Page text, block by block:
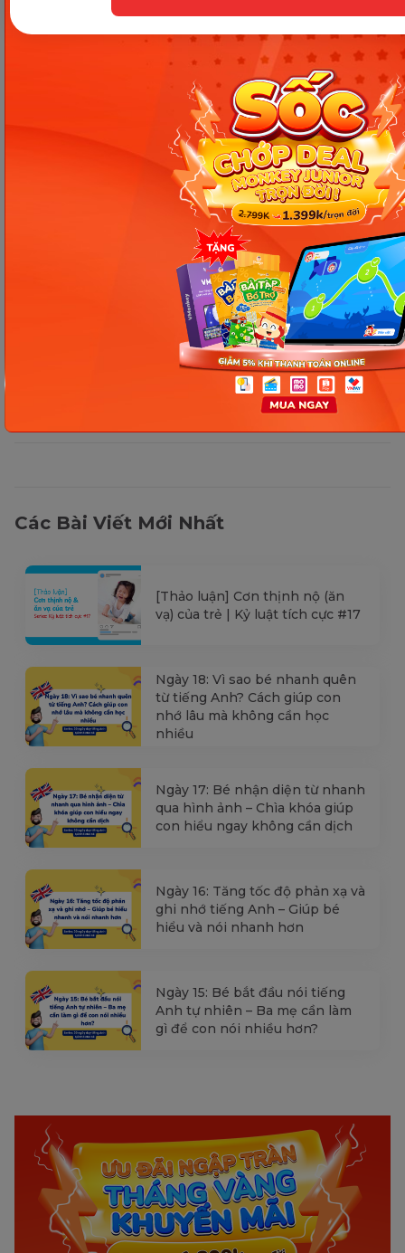
rất nhiều loại sữa khác tốt cho sức khỏe mẹ có thể
uống sau sinh. Mẹ hãy tham khảo và đổi bữa
thường xuyên để chống ngán nhé.
Chia sẻ ngay
Thông tin trong bài viết được tổng hợp nhằm
mục đích tham khảo và có thể thay đổi mà
không cần báo trước. Quý khách vui lòng
kiểm tra lại qua các kênh chính thức hoặc liên
hệ trực tiếp với đơn vị liên quan để nắm bắt
Các Bài Viết Mới Nhất
[Thảo luận] Cơn thịnh nộ (ăn
vạ) của trẻ | Kỷ luật tích cực #17
Ngày 18: Vì sao bé nhanh quên
từ tiếng Anh? Cách giúp con
nhớ lâu mà không cần học
nhiều
Ngày 17: Bé nhận diện từ nhanh
qua hình ảnh – Chìa khóa giúp
con hiểu ngay không cần dịch
Ngày 16: Tăng tốc độ phản xạ và
ghi nhớ tiếng Anh – Giúp bé
hiểu và nói nhanh hơn
Ngày 15: Bé bắt đầu nói tiếng
Anh tự nhiên – Ba mẹ cần làm
gì để con nói nhiều hơn?